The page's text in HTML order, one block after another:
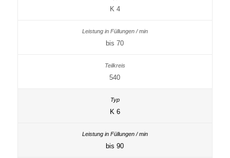
K 4
bis 70
540
K 6
bis 90